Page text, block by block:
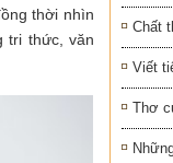
thời nhìn
tri thức, văn
Chất
Viết
Thơ